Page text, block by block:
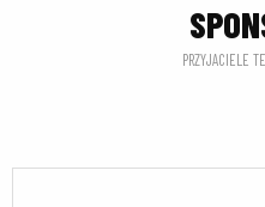
PRZYJACIELE